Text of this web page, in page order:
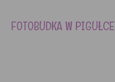
FOTOBUDKA W PIGUŁCE